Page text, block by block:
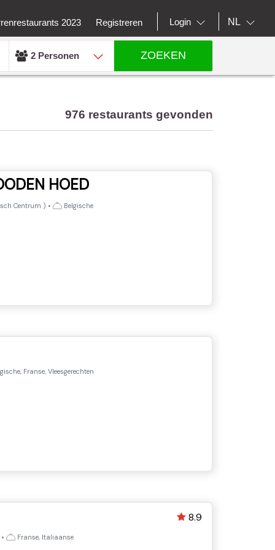
2023 Registreren Login NL
2 Personen ZOEKEN
976 restaurants gevonden
HOED
Centrum ) • Belgische
Franse, Vleesgerechten
•
Franse, Italiaanse
8.9